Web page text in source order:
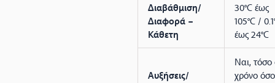
Διαβάθμιση/
Διαφορά –
Κάθετη
30°C έως
105°C /
έως 24°C
Αυξήσεις/
Ναι, τόσο
χρόνο